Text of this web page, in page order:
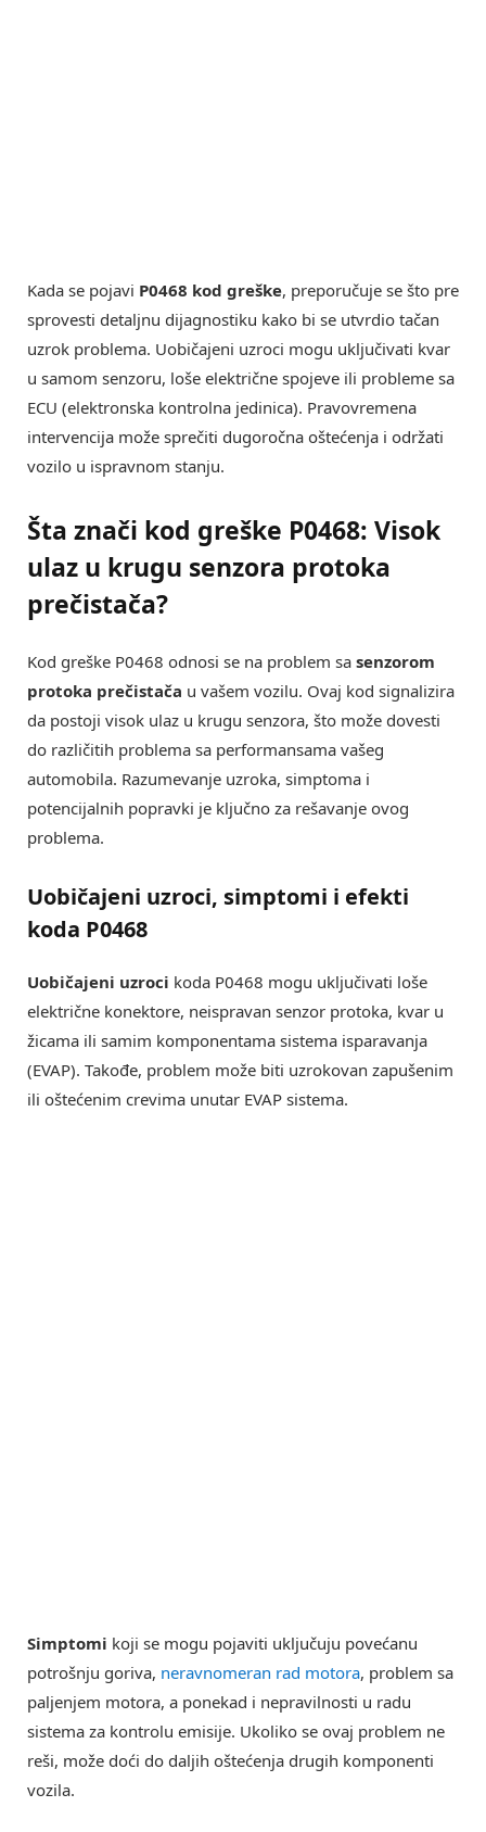
Kada se pojavi P0468 kod greške, preporučuje se što pre
sprovesti detaljnu dijagnostiku kako bi se utvrdio tačan
uzrok problema. Uobičajeni uzroci mogu uključivati kvar
u samom senzoru, loše električne spojeve ili probleme sa
ECU (elektronska kontrolna jedinica). Pravovremena
intervencija može sprečiti dugoročna oštećenja i održati
vozilo u ispravnom stanju.
Šta znači kod greške P0468: Visok
ulaz u krugu senzora protoka
prečistača?
Kod greške P0468 odnosi se na problem sa senzorom
protoka prečistača u vašem vozilu. Ovaj kod signalizira
da postoji visok ulaz u krugu senzora, što može dovesti
do različitih problema sa performansama vašeg
automobila. Razumevanje uzroka, simptoma i
potencijalnih popravki je ključno za rešavanje ovog
problema.
Uobičajeni uzroci, simptomi i efekti
koda P0468
Uobičajeni uzroci koda P0468 mogu uključivati loše
električne konektore, neispravan senzor protoka, kvar u
žicama ili samim komponentama sistema isparavanja
(EVAP). Takođe, problem može biti uzrokovan zapušenim
ili oštećenim crevima unutar EVAP sistema.
Simptomi koji se mogu pojaviti uključuju povećanu
potrošnju goriva, neravnomeran rad motora, problem sa
paljenjem motora, a ponekad i nepravilnosti u radu
sistema za kontrolu emisije. Ukoliko se ovaj problem ne
reši, može doći do daljih oštećenja drugih komponenti
vozila.